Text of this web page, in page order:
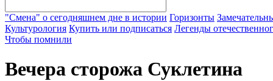
"Смена" о сегодняшнем дне в истории Горизонты
Культурология Купить или подписаться Легенды
Чтобы помнили
Вечера сторожа Суклетина